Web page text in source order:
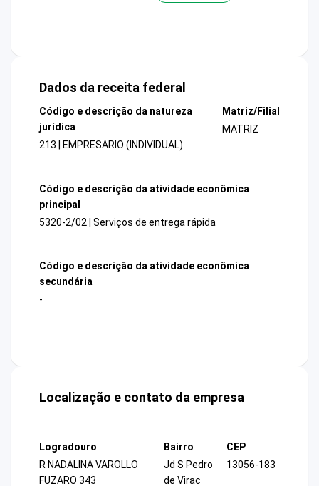
Dados da receita federal
Código e descrição da natureza
jurídica
213 | EMPRESARIO (INDIVIDUAL)
Matriz/Filial
MATRIZ
Código e descrição da atividade econômica
principal
5320-2/02 | Serviços de entrega rápida
Código e descrição da atividade econômica
secundária
-
Localização e contato da empresa
Logradouro
R NADALINA VAROLLO
FUZARO 343
Bairro
Jd S Pedro
de Virac
CEP
13056-183